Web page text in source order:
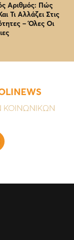
Αριθμός: Πώς
Τι Αλλάζει Στις
– Όλες Οι
ΚΟΙΝΩΝΙΚΩΝ